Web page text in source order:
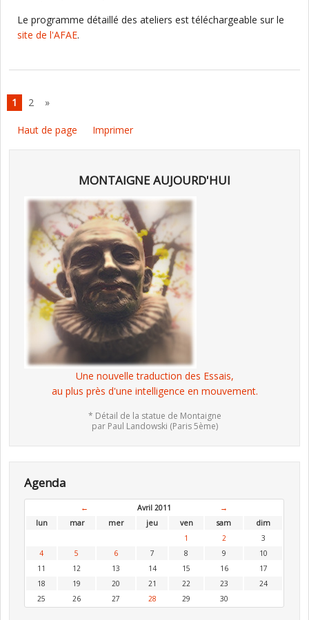
Le programme détaillé des ateliers est téléchargeable sur le
site de l'AFAE.
1 2 »
Haut de page Imprimer
MONTAIGNE AUJOURD'HUI
Une nouvelle traduction des Essais,
au plus près d'une intelligence en mouvement.
* Détail de la statue de Montaigne
par Paul Landowski (Paris 5ème)
Agenda
← Avril 2011
→
lun
mar mer jeu ven sam
dim
1
2
3
4
5 6 7 8 9
10
11
12 13 14 15 16
17
18
19 20 21 22 23
24
25
26 27 28 29 30